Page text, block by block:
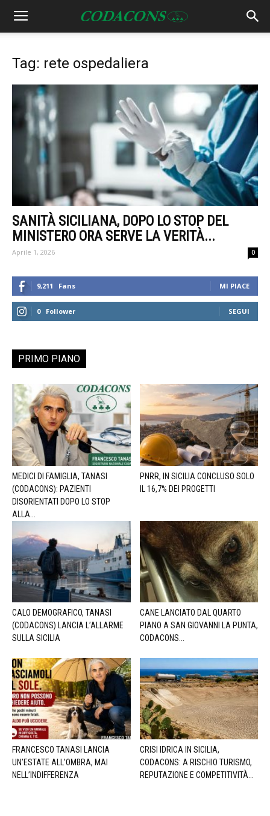
Tag: rete ospedaliera
SANITÀ SICILIANA, DOPO LO STOP DEL
MINISTERO ORA SERVE LA VERITÀ...
Aprile 1, 2026 0
9,211 Fans MI PIACE
0 Follower SEGUI
PRIMO PIANO
MEDICI DI FAMIGLIA, TANASI
(CODACONS): PAZIENTI
DISORIENTATI DOPO LO STOP
ALLA...
PNRR, IN SICILIA CONCLUSO SOLO
IL 16,7% DEI PROGETTI
CALO DEMOGRAFICO, TANASI
(CODACONS) LANCIA L’ALLARME
SULLA SICILIA
CANE LANCIATO DAL QUARTO
PIANO A SAN GIOVANNI LA PUNTA,
CODACONS...
FRANCESCO TANASI LANCIA
UN’ESTATE ALL’OMBRA, MAI
NELL’INDIFFERENZA
CRISI IDRICA IN SICILIA,
CODACONS: A RISCHIO TURISMO,
REPUTAZIONE E COMPETITIVITÀ...